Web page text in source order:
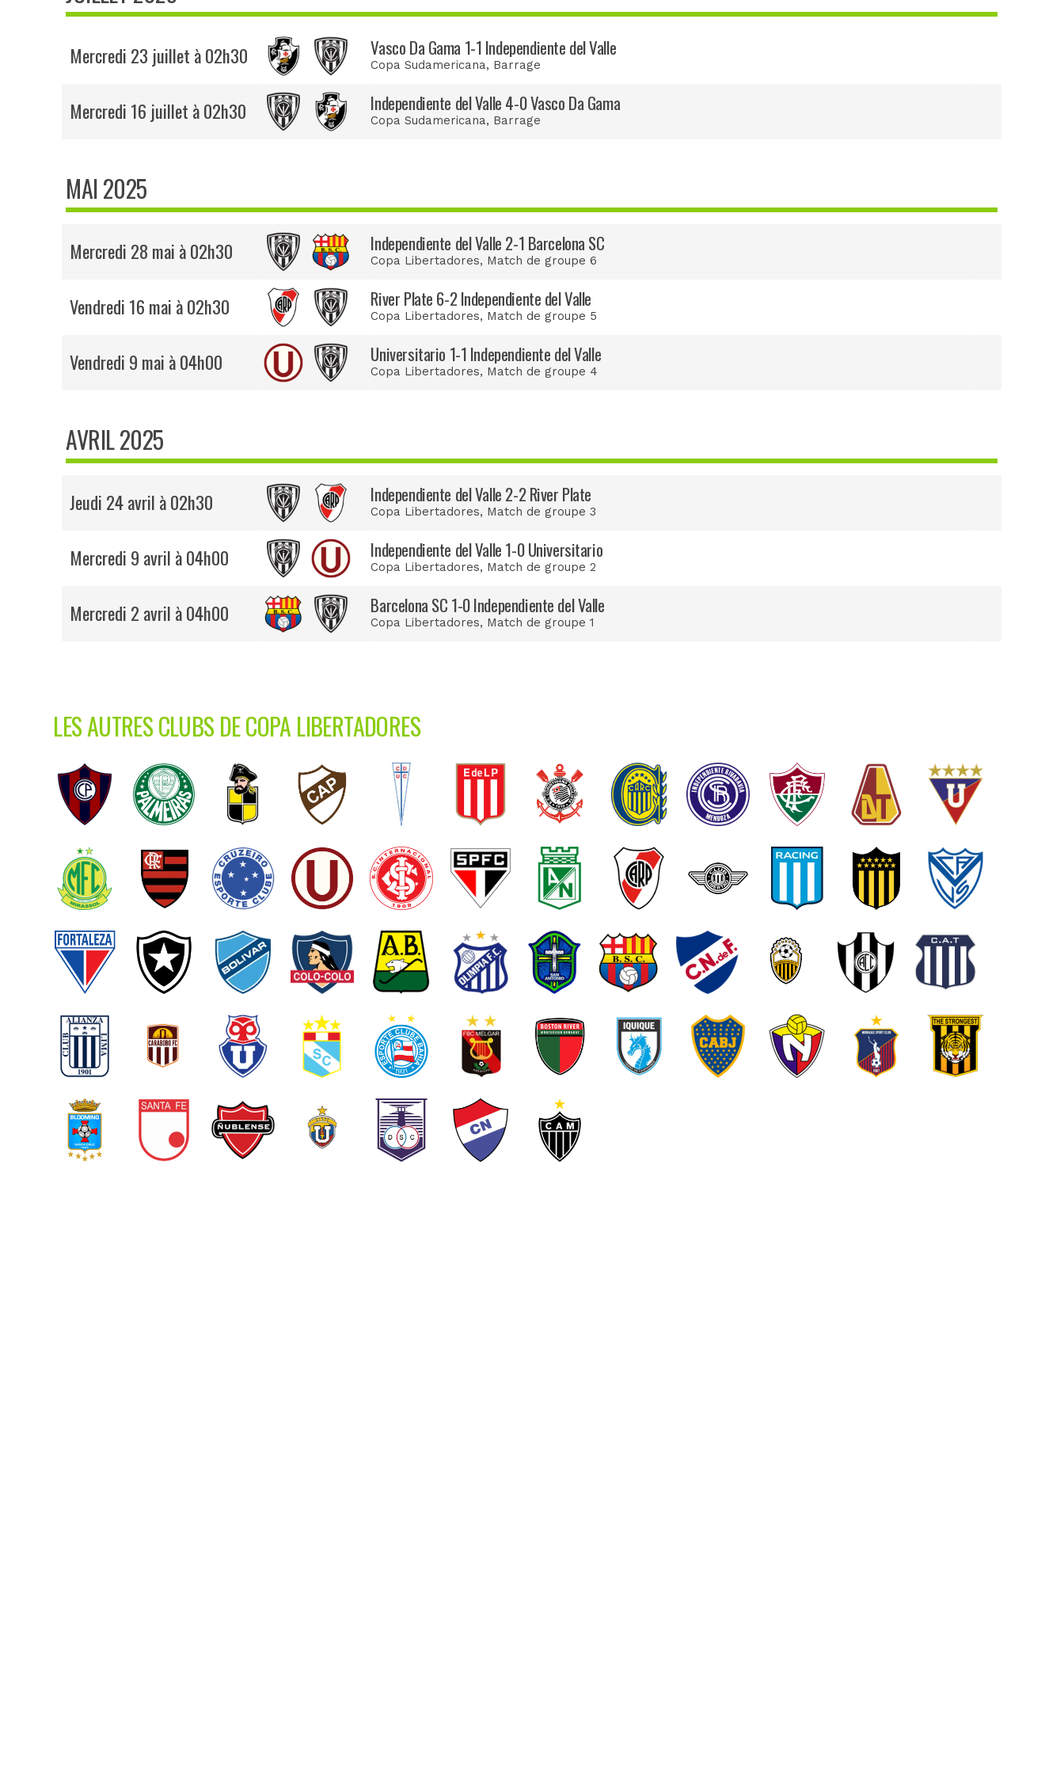
Mercredi 23 juillet à 02h30 Vasco Da Gama 1-1 Independiente del Valle
Copa Sudamericana, Barrage
Mercredi 16 juillet à 02h30 Independiente del Valle 4-0 Vasco Da Gama
Copa Sudamericana, Barrage
MAI 2025
Mercredi 28 mai à 02h30 Independiente del Valle 2-1 Barcelona SC
Copa Libertadores, Match de groupe 6
Vendredi 16 mai à 02h30 River Plate 6-2 Independiente del Valle
Copa Libertadores, Match de groupe 5
Vendredi 9 mai à 04h00 Universitario 1-1 Independiente del Valle
Copa Libertadores, Match de groupe 4
AVRIL 2025
Jeudi 24 avril à 02h30 Independiente del Valle 2-2 River Plate
Copa Libertadores, Match de groupe 3
Mercredi 9 avril à 04h00 Independiente del Valle 1-0 Universitario
Copa Libertadores, Match de groupe 2
Mercredi 2 avril à 04h00 Barcelona SC 1-0 Independiente del Valle
Copa Libertadores, Match de groupe 1
LES AUTRES CLUBS DE COPA LIBERTADORES